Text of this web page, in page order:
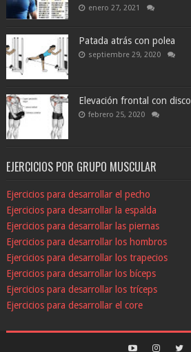
enero 27, 2021
Patada atrás con polea
septiembre 29, 2020
Elevación frontal con disco
febrero 25, 2020
EJERCICIOS POR GRUPO MUSCULAR
Ejercicios para desarrollar el pecho
Ejercicios para desarrollar la espalda
Ejercicios para desarrollar las piernas
Ejercicios para desarrollar los hombros
Ejercicios para desarrollar los trapecios
Ejercicios para desarrollar los bíceps
Ejercicios para desarrollar los tríceps
Ejercicios para desarrollar el core